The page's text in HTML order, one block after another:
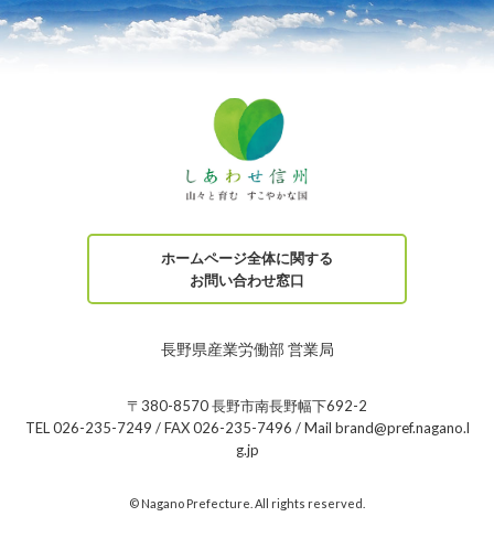
ホームページ全体に関する
お問い合わせ窓口
長野県産業労働部 営業局
〒380-8570 長野市南長野幅下692-2
TEL 026-235-7249 / FAX 026-235-7496 / Mail brand@pref.nagano.l
g.jp
© Nagano Prefecture. All rights reserved.